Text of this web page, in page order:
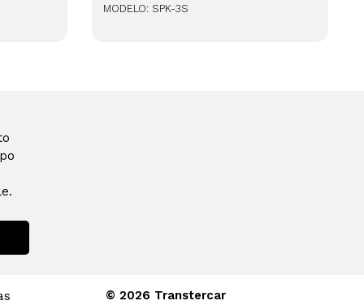
MODELO: SPK-3S
© 2026 Transtercar